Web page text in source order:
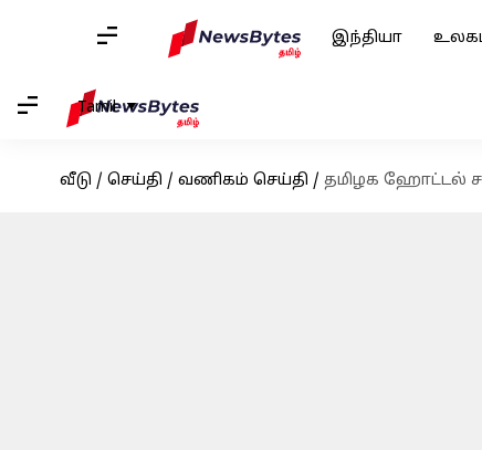
இந்தியா
Tamil
வீடு / செய்தி / வணிகம் செய்தி / தமிழக ஹோட்டல்